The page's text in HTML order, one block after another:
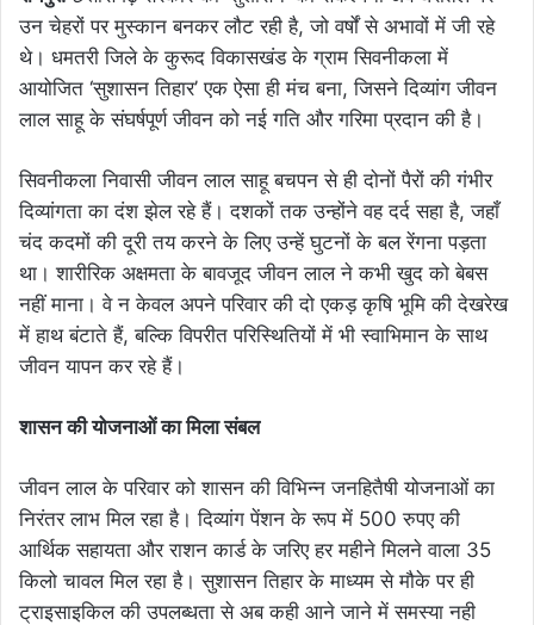
उन चेहरों पर मुस्कान बनकर लौट रही है, जो वर्षों से अभावों में जी रहे
थे। धमतरी जिले के कुरूद विकासखंड के ग्राम सिवनीकला में
आयोजित ‘सुशासन तिहार’ एक ऐसा ही मंच बना, जिसने दिव्यांग जीवन
लाल साहू के संघर्षपूर्ण जीवन को नई गति और गरिमा प्रदान की है।
सिवनीकला निवासी जीवन लाल साहू बचपन से ही दोनों पैरों की गंभीर
दिव्यांगता का दंश झेल रहे हैं। दशकों तक उन्होंने वह दर्द सहा है, जहाँ
चंद कदमों की दूरी तय करने के लिए उन्हें घुटनों के बल रेंगना पड़ता
था। शारीरिक अक्षमता के बावजूद जीवन लाल ने कभी खुद को बेबस
नहीं माना। वे न केवल अपने परिवार की दो एकड़ कृषि भूमि की देखरेख
में हाथ बंटाते हैं, बल्कि विपरीत परिस्थितियों में भी स्वाभिमान के साथ
जीवन यापन कर रहे हैं।
​शासन की योजनाओं का मिला संबल
जीवन लाल के परिवार को शासन की विभिन्न जनहितैषी योजनाओं का
निरंतर लाभ मिल रहा है। दिव्यांग पेंशन के रूप में 500 रुपए की ​
आर्थिक सहायता और राशन कार्ड के जरिए हर महीने मिलने वाला 35
किलो चावल मिल रहा है। सुशासन तिहार के माध्यम से मौके पर ही
ट्राइसाइकिल की उपलब्धता से अब कही आने जाने में समस्या नही